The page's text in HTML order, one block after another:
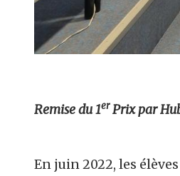
Remise du 1erPrix par
En juin 2022, les